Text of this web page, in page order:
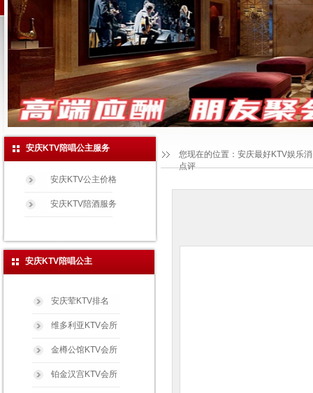
您现在的位置： 安庆最好KTV娱乐
点评
安庆KTV陪唱公主服务
安庆KTV公主价格
安庆KTV陪酒服务
安庆KTV陪唱公主
安庆荤KTV排名
维多利亚KTV会所
金樽公馆KTV会所
铂金汉宫KTV会所